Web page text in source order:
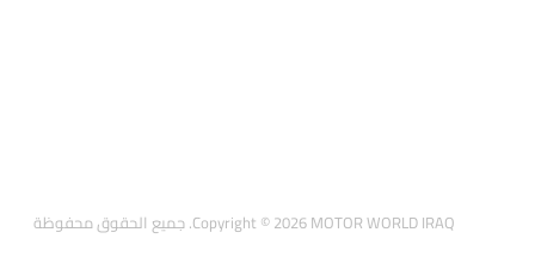
Copyright © 2026 MOTOR WORLD IRAQ. جميع الحقوق محفوظة